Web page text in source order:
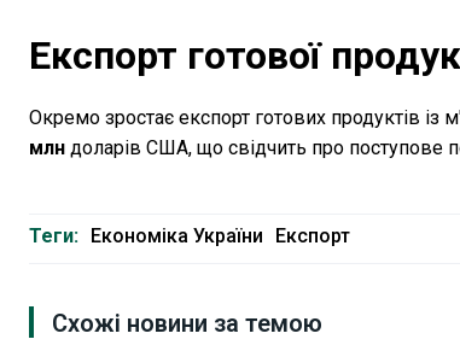
Експорт готової
Окремо зростає експорт готових продуктів із
млн доларів США, що свідчить про поступове
Теги: Економіка України Експорт
Схожі новини за темою